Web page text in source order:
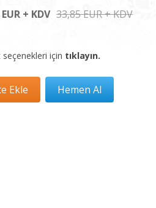
+ KDV 33,85 EUR + KDV
için tıklayın.